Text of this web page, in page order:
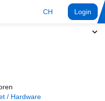
CH Login
/ Hardware